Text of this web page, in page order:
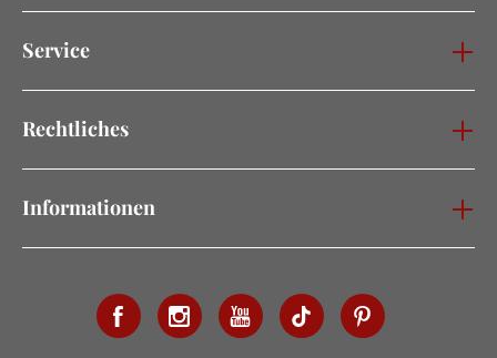
Service
Rechtliches
Informationen